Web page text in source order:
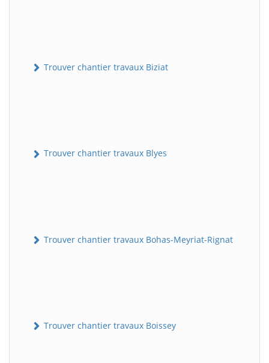
Trouver chantier travaux Biziat
Trouver chantier travaux Blyes
Trouver chantier travaux Bohas-Meyriat-Rignat
Trouver chantier travaux Boissey